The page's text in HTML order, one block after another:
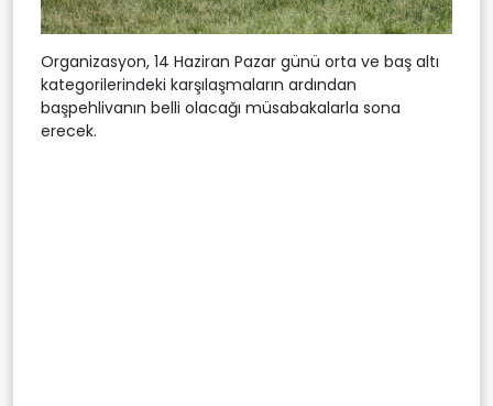
Organizasyon, 14 Haziran Pazar günü orta ve baş altı
kategorilerindeki karşılaşmaların ardından
başpehlivanın belli olacağı müsabakalarla sona
erecek.